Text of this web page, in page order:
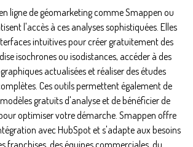
ligne de géomarketing comme Smappen ou
l'accès à ces analyses sophistiquées. Elles
intuitives pour créer gratuitement des
isochrones ou isodistances, accéder à des
actualisées et réaliser des études
Ces outils permettent également de
gratuits d'analyse et de bénéficier de
optimiser votre démarche. Smappen offre
avec HubSpot et s'adapte aux besoins